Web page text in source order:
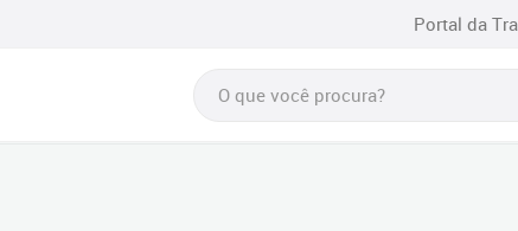
Portal da